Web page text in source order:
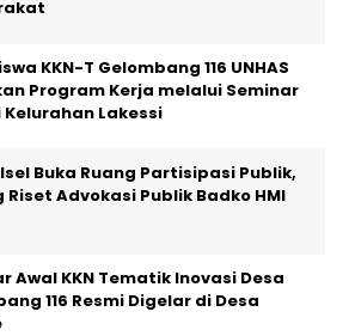
KKN-T Gelombang 116 UNHAS
Program Kerja melalui Seminar
Kelurahan Lakessi
Buka Ruang Partisipasi Publik,
Riset Advokasi Publik Badko HMI
Awal KKN Tematik Inovasi Desa
116 Resmi Digelar di Desa